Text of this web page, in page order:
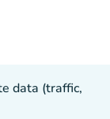
data (traffic,